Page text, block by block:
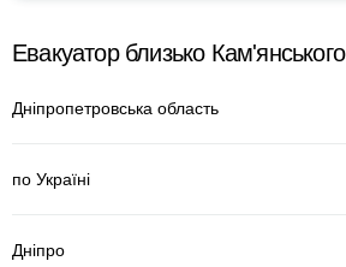
Евакуатор близько Кам'янського
Дніпропетровська область
по Україні
Дніпро